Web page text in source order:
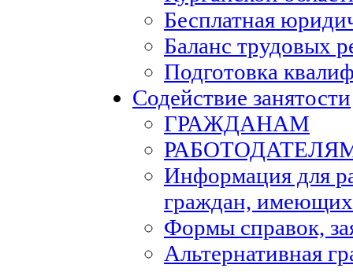
Бесплатная
Баланс трудовых
Подготовка
Содействие занятости
ГРАЖДАНАМ
Информация для
граждан,
Формы справок,
Альтернативная